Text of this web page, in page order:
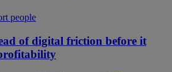
people
of digital friction before it